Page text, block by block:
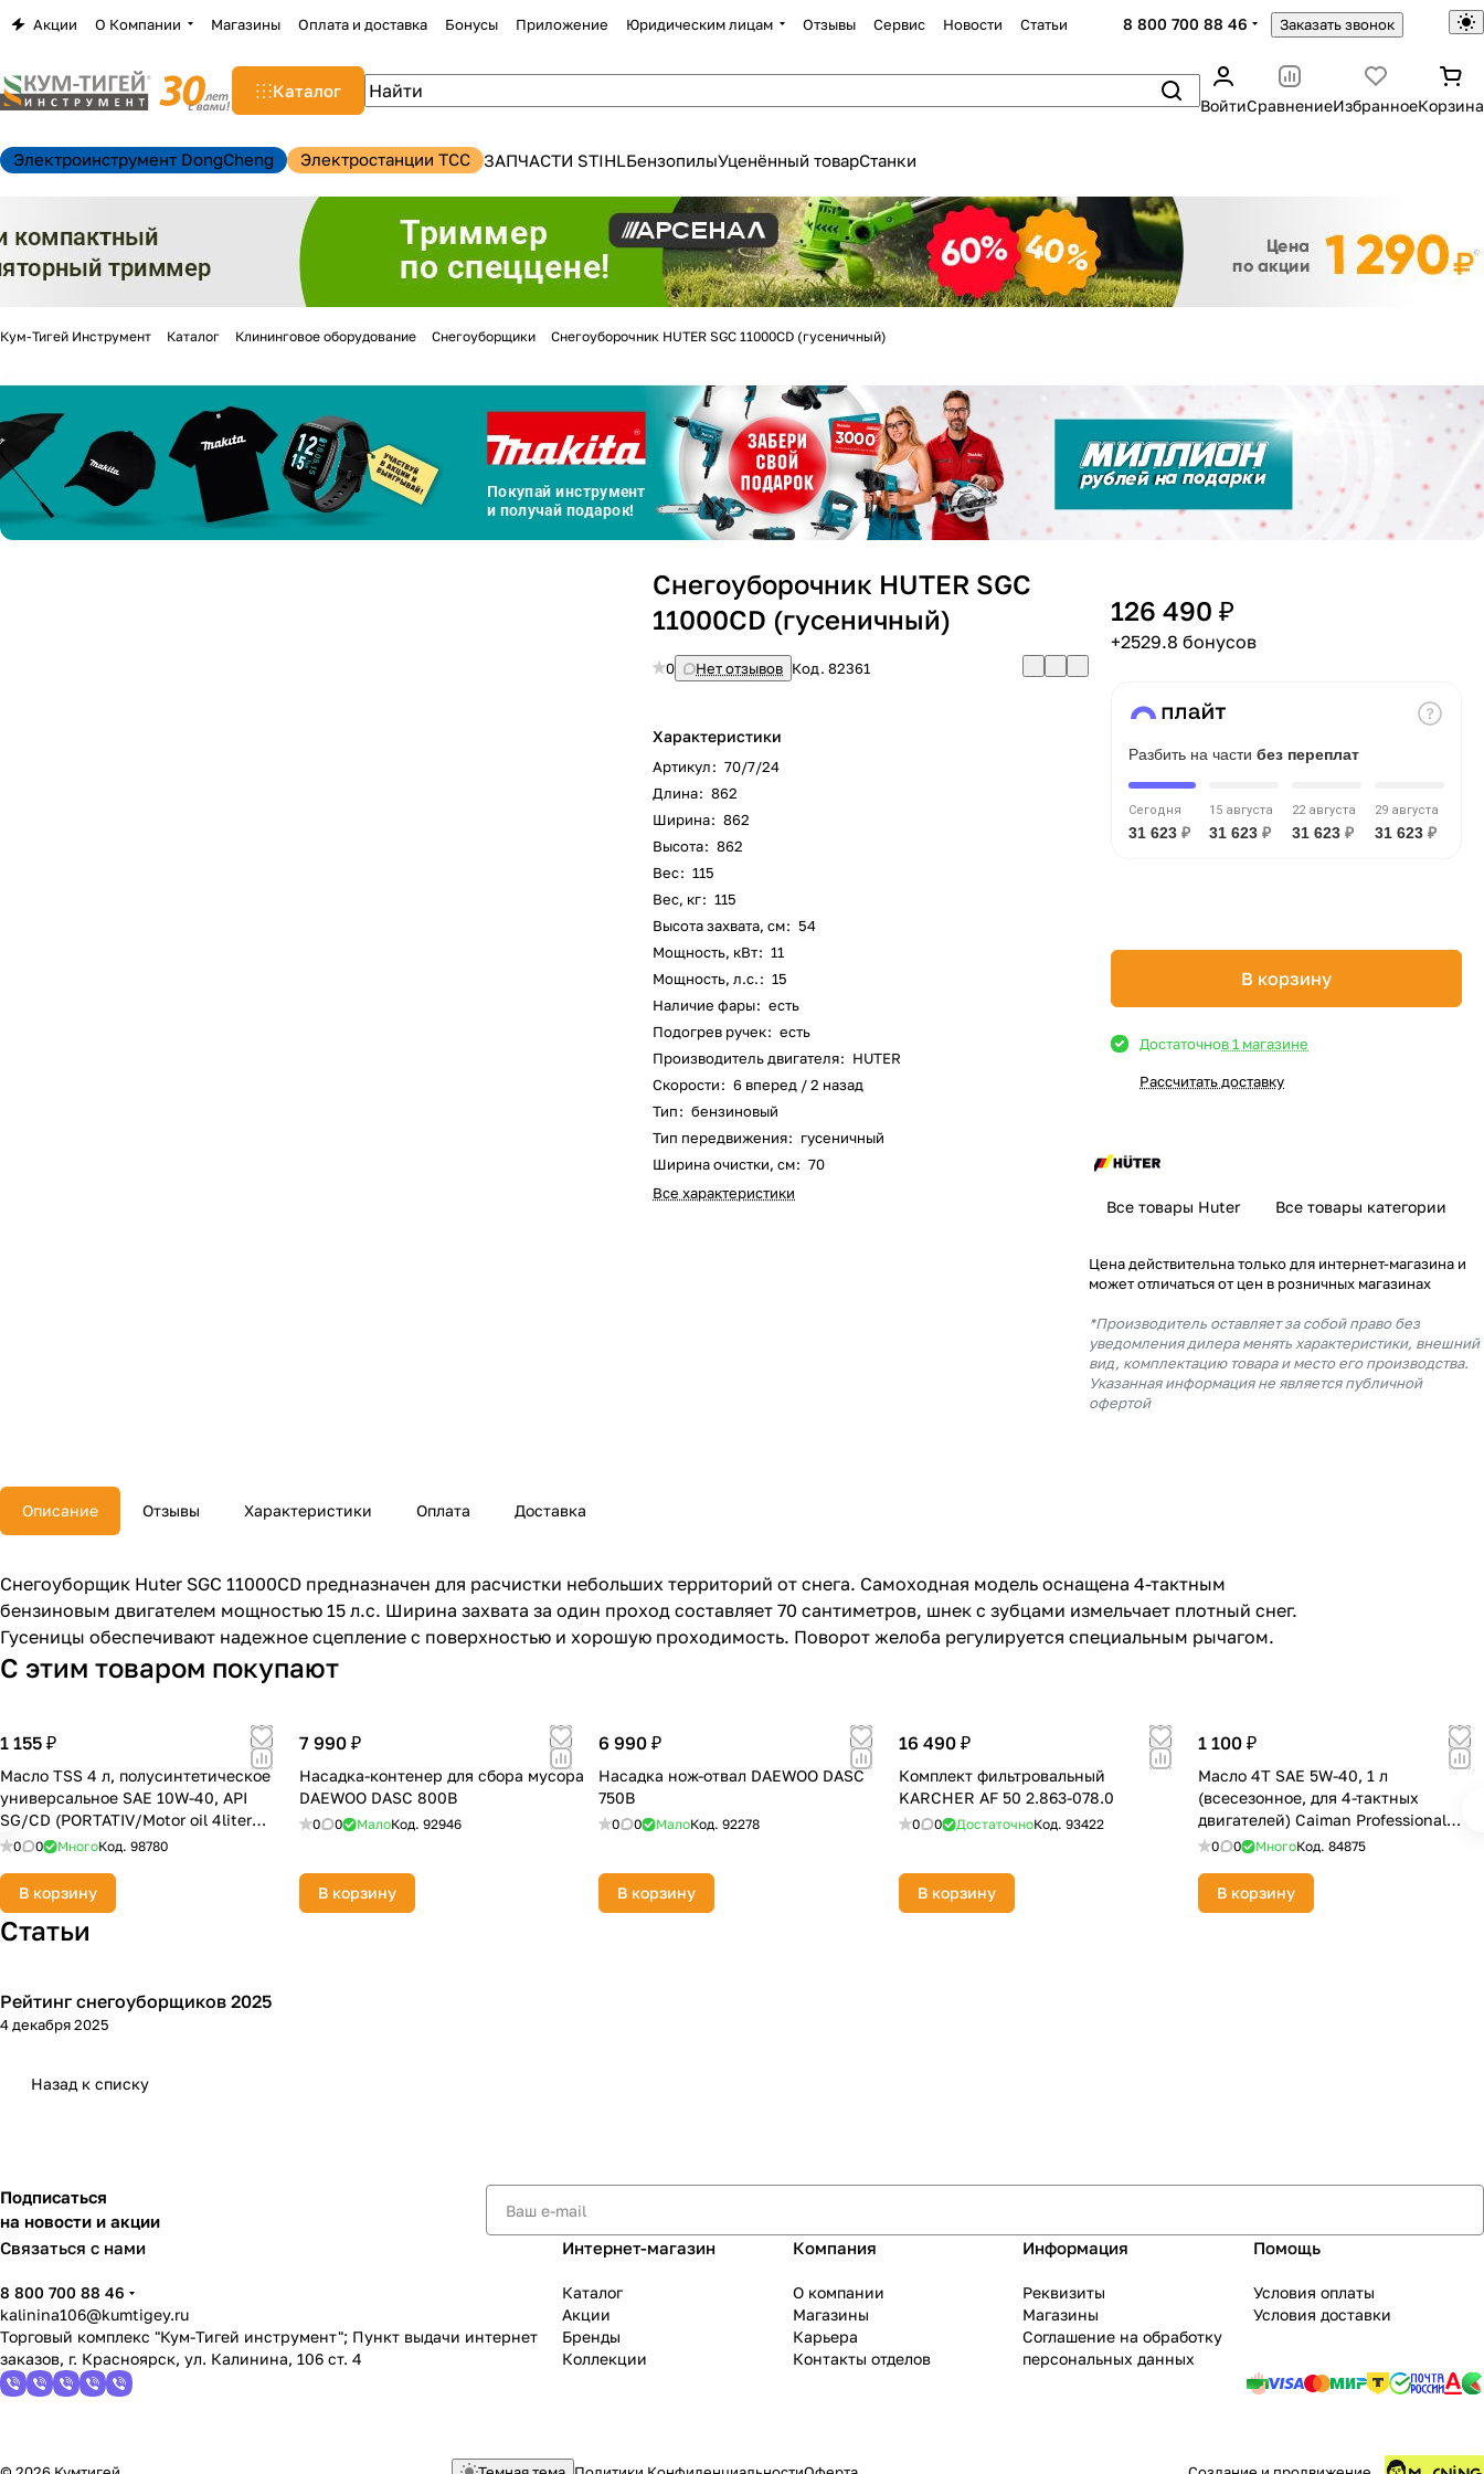
Акции О Компании Магазины Оплата и доставка Бонусы Приложение Юридическим лицам Отзывы Сервис Новости Статьи 8 800 700 88 46 Заказать звонок
Каталог
ВойтиСравнениеИзбранноеКорзина
Электроинструмент DongCheng Электростанции TCC ЗАПЧАСТИ STIHLБензопилыУценённый товарСтанки
Кум-Тигей Инструмент Каталог Клининговое оборудование Снегоуборщики Снегоуборочник HUTER SGC 11000CD (гусеничный)
Снегоуборочник HUTER SGC
11000CD (гусеничный)
0 Нет отзывов Код.82361
Характеристики
Артикул: 70/7/24
Длина: 862
Ширина: 862
Высота: 862
Вес: 115
Вес, кг: 115
Высота захвата, см: 54
Мощность, кВт: 11
Мощность, л.с.: 15
Наличие фары: есть
Подогрев ручек: есть
Производитель двигателя: HUTER
Скорости: 6 вперед / 2 назад
Тип: бензиновый
Тип передвижения: гусеничный
Ширина очистки, см: 70
Все характеристики
126 490 ₽
+2529.8 бонусов
Разбить на части без переплат
Сегодня
31 623 ₽
15 августа
31 623 ₽
22 августа
31 623 ₽
29 августа
31 623 ₽
В корзину
Достаточнов 1 магазине
Рассчитать доставку
Все товары Huter Все товары категории
Цена действительна только для интернет-магазина и
может отличаться от цен в розничных магазинах
*Производитель оставляет за собой право без
уведомления дилера менять характеристики, внешний
вид, комплектацию товара и место его производства.
Указанная информация не является публичной
офертой
Описание Отзывы Характеристики Оплата Доставка
Снегоуборщик Huter SGC 11000CD предназначен для расчистки небольших территорий от снега. Самоходная модель оснащена 4-тактным
бензиновым двигателем мощностью 15 л.с. Ширина захвата за один проход составляет 70 сантиметров, шнек с зубцами измельчает плотный снег.
Гусеницы обеспечивают надежное сцепление с поверхностью и хорошую проходимость. Поворот желоба регулируется специальным рычагом.
С этим товаром покупают
1 155 ₽
Масло TSS 4 л, полусинтетическое
универсальное SAE 10W-40, API
SG/CD (PORTATIV/Motor oil 4liter
can)
0 0 МногоКод. 98780
В корзину
7 990 ₽
Насадка-контенер для сбора мусора
DAEWOO DASC 800B
0 0 МалоКод.92946
В корзину
6 990 ₽
Насадка нож-отвал DAEWOO DASC
750B
0 0 МалоКод.92278
В корзину
16 490 ₽
Комплект фильтровальный
KARCHER AF 50 2.863-078.0
0 0 ДостаточноКод. 93422
В корзину
1 100 ₽
Масло 4T SAE 5W-40, 1 л
(всесезонное, для 4-тактных
двигателей) Caiman Professional
637828
0 0 МногоКод. 84875
В корзину
Статьи
Зимняя
Рейтинг снегоуборщиков 2025
4 декабря 2025
Назад к списку
Подписаться
на новости и акции
Связаться с нами
8 800 700 88 46
kalinina106@kumtigey.ru
Торговый комплекс "Кум-Тигей инструмент"; Пункт выдачи интернет
заказов, г. Красноярск, ул. Калинина, 106 ст. 4
Интернет-магазин
Каталог
Акции
Бренды
Коллекции
Компания
О компании
Магазины
Карьера
Контакты отделов
Информация
Реквизиты
Магазины
Соглашение на обработку
персональных данных
Помощь
Условия оплаты
Условия доставки
Для клиентов всех банков
на частибез переплат
График платежей
Добавляйте товарыв корзину
Оплачивайте сегодня только
% картой любого банка
Получайте товарвыбранный способом
Оставшиеся75% будутсписываться
с вашей картыпо25%каждые 2 недели
об оплате Плайтом
раз в 2 недели